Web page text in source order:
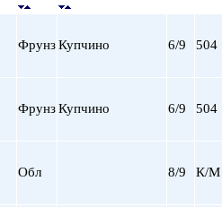
Монолит
Панельный
ФрунзКупчино 6/9 504
ФрунзКупчино 6/9 504
Обл 8/9 К/М